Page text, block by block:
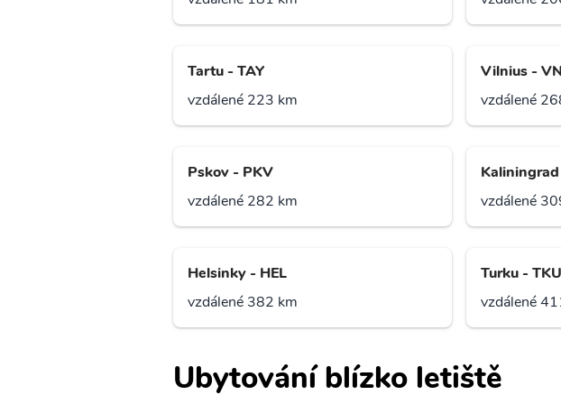
Tartu - TAY
vzdálené 223 km
Vilnius -
vzdálené
Pskov - PKV
vzdálené 282 km
vzdálené
Helsinky - HEL
vzdálené 382 km
Turku - TKU
vzdálené
Ubytování blízko letiště